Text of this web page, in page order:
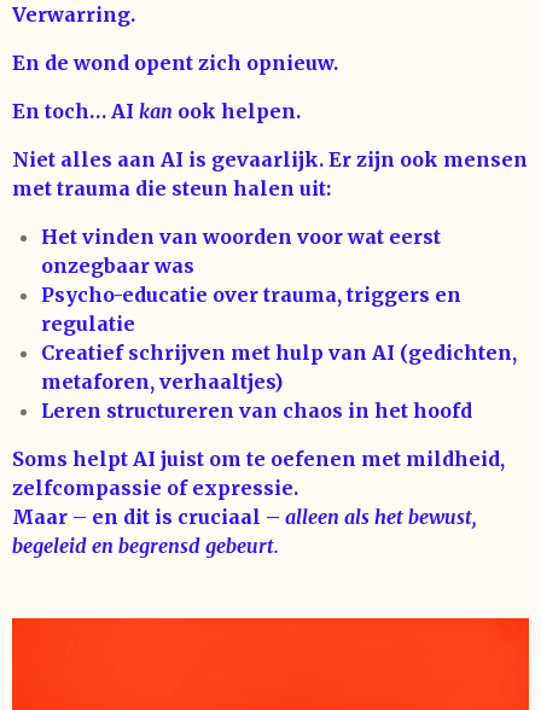
Verwarring.
En de wond opent zich opnieuw.
En toch… AI kan ook helpen.
Niet alles aan AI is gevaarlijk. Er zijn ook mensen
met trauma die steun halen uit:
Het vinden van woorden voor wat eerst
onzegbaar was
Psycho-educatie over trauma, triggers en
regulatie
Creatief schrijven met hulp van AI (gedichten,
metaforen, verhaaltjes)
Leren structureren van chaos in het hoofd
Soms helpt AI juist om te oefenen met mildheid,
zelfcompassie of expressie.
Maar – en dit is cruciaal – alleen als het bewust,
begeleid en begrensd gebeurt.